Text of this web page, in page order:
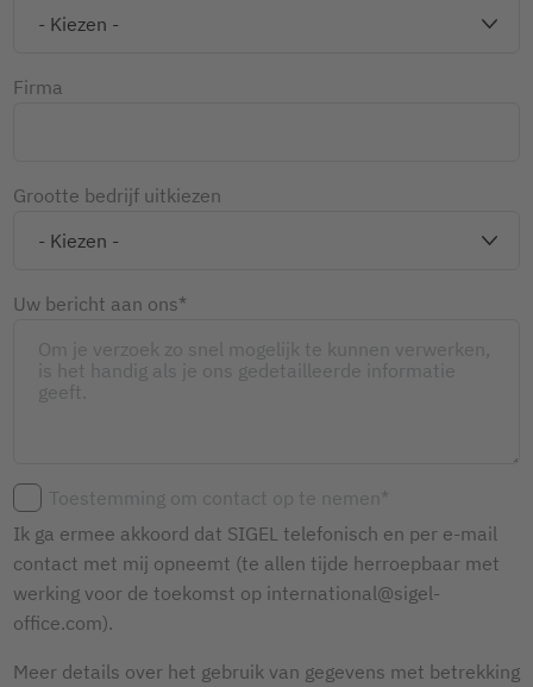
Firma
Grootte bedrijf uitkiezen
Uw bericht aan ons*
Toestemming om contact op te nemen*
Ik ga ermee akkoord dat SIGEL telefonisch en per e-mail
contact met mij opneemt (te allen tijde herroepbaar met
werking voor de toekomst op international@sigel-
office.com).
Meer details over het gebruik van gegevens met betrekking